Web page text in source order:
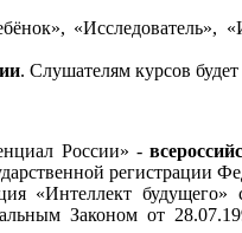
«Исследователь»,
. Слушателям курсов
России» -
«Интеллект
Законом от